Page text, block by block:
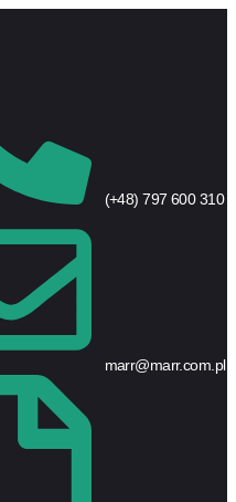
(+48) 797 600 310
marr@marr.com.pl